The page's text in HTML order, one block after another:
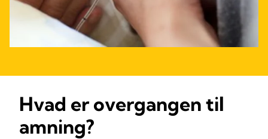
Hvad er overgangen til
amning?